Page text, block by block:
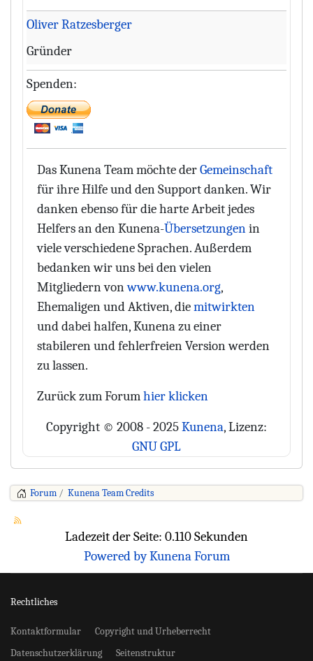
Oliver Ratzesberger
Gründer
Spenden:
Das Kunena Team möchte derGemeinschaft
für ihre Hilfe und den Support danken. Wir
danken ebenso für die harte Arbeit jedes
Helfers an den Kunena-Übersetzungenin
viele verschiedene Sprachen. Außerdem
bedanken wir uns bei den vielen
Mitgliedern vonwww.kunena.org,
Ehemaligen und Aktiven, diemitwirkten
und dabei halfen, Kunena zu einer
stabileren und fehlerfreien Version werden
zu lassen.
Zurück zum Forumhier klicken
Copyright © 2008 - 2025Kunena, Lizenz:
GNU GPL
Forum Kunena Team Credits
Ladezeit der Seite: 0.110 Sekunden
Powered by Kunena Forum
Rechtliches
Kontaktformular
Copyright und Urheberrecht
Datenschutzerklärung
Seitenstruktur